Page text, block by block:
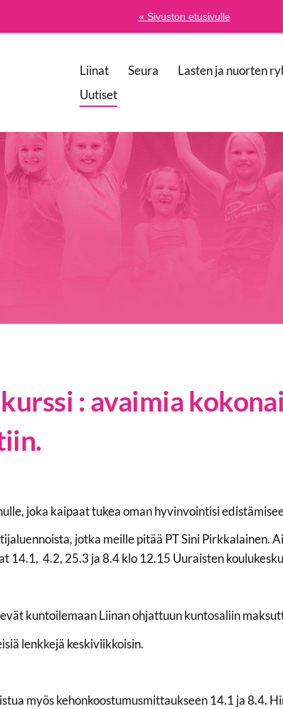
« Sivuston etusivulle
Liinat Seura Lasten ja nuorten
Uutiset
: avaimia
joka kaipaat tukea oman hyvinvointisi
jotka meille pitää PT Sini Pirkkalainen.
14.1, 4.2, 25.3 ja 8.4 klo 12.15 Uuraisten
kuntoilemaan Liinan ohjattuun kuntosaliin
lenkkejä keskiviikkoisin.
myös kehonkoostumusmittaukseen 14.1 ja 8.4.